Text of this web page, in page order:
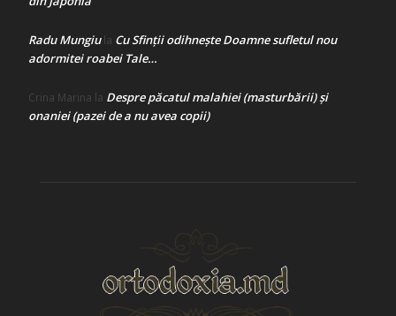
Radu Mungiula Cu Sfinții odihnește Doamne sufletul nou
adormitei roabei Tale…
Crina Marina la Despre păcatul malahiei (masturbării) şi
onaniei (pazei de a nu avea copii)